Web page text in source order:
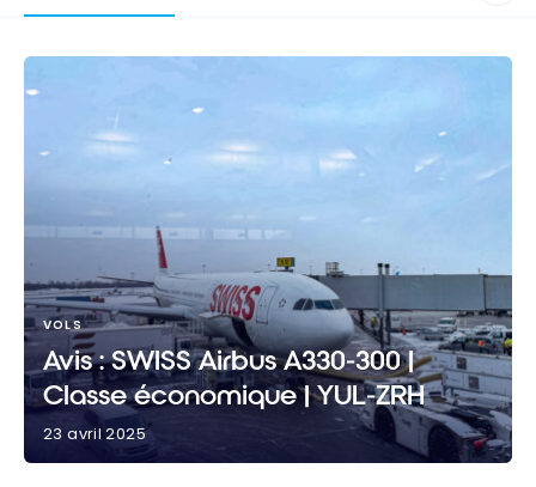
VOLS
Avis : SWISS Airbus A330-300 |
Classe économique | YUL-ZRH
23 avril 2025